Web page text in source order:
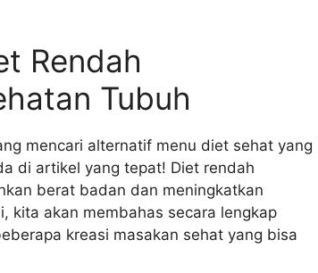
Rendah
Tubuh
mencari alternatif menu diet sehat yang
di artikel yang tepat! Diet rendah
berat badan dan meningkatkan
kita akan membahas secara lengkap
kreasi masakan sehat yang bisa